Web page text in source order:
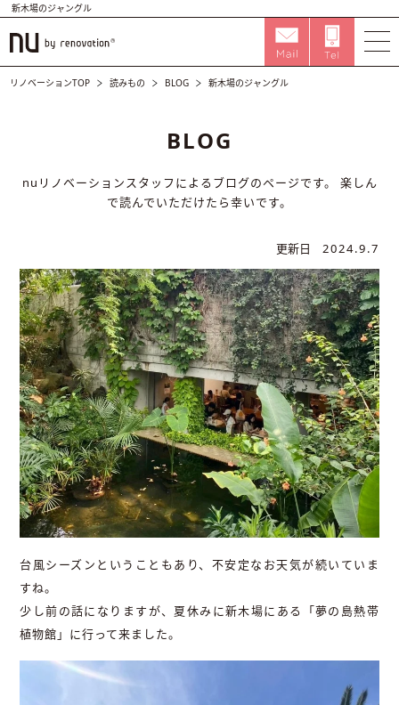
新木場のジャングル
リノベーションTOP 読みもの BLOG 新木場のジャングル
BLOG
nuリノベーションスタッフによるブログのページです。
楽しん
で読んでいただけたら幸いです。
更新日 2024.9.7
台風シーズンということもあり、不安定なお天気が続いていま
すね。
少し前の話になりますが、夏休みに新木場にある「夢の島熱帯
植物館」に行って来ました。